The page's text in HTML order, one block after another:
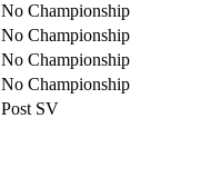
No Championship
No Championship
No Championship
No Championship
Post SV